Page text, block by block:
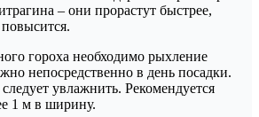
– они прорастут быстрее,
гороха необходимо рыхление
непосредственно в день посадки.
увлажнить. Рекомендуется
1 м в ширину.